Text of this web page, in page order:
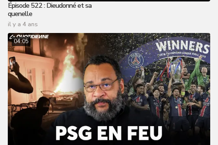
Épisode 522 : Dieudonné et sa
quenelle
il y a 4 ans
04:05